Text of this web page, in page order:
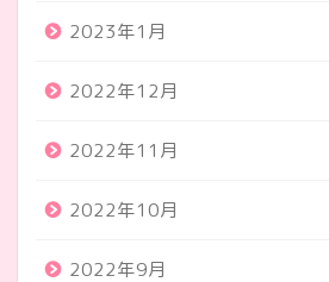
2023年1月
2022年12月
2022年11月
2022年10月
2022年9月